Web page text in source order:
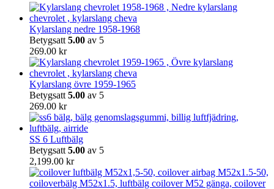
Kylarslang nedre 1958-1968
Betygsatt 5.00 av 5
269.00 kr
Kylarslang övre 1959-1965
Betygsatt 5.00 av 5
269.00 kr
SS 6 Luftbälg
Betygsatt 5.00 av 5
2,199.00 kr